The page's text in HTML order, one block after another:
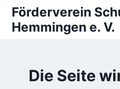
Zum
Inhalt
springen
Förderverein
Hemmingen e. V.
Die Seite